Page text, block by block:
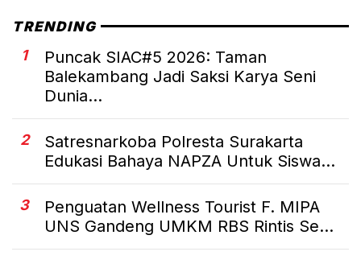
TRENDING
1
Puncak SIAC#5 2026: Taman
Balekambang Jadi Saksi Karya Seni
Dunia...
2
Satresnarkoba Polresta Surakarta
Edukasi Bahaya NAPZA Untuk Siswa...
3
Penguatan Wellness Tourist F. MIPA
UNS Gandeng UMKM RBS Rintis Se...